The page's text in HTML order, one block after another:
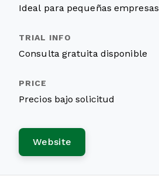
Ideal para pequeñas empresas
Consulta gratuita disponible
Precios bajo solicitud
Website